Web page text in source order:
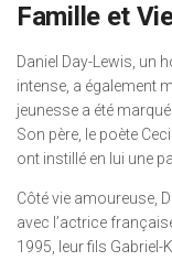
Famille et
Daniel Day-Lewis, un
intense, a également
jeunesse a été
Son père, le poète
ont instillé en lui une
Côté vie amoureuse,
avec l’actrice
1995, leur fils Gabriel-